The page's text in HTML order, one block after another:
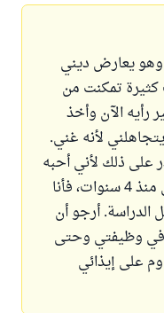
وهو يعارض ديني
تمكنت من
رأيه الآن وأخذ
لأنه غني.
على ذلك لأني أحبه
كثيرا وأخاف من تركه. لقد اهتم بي منذ 4 سنوات، فأنا
الدراسة. أرجو أن
في وظيفتي وحتى
على إيذائي